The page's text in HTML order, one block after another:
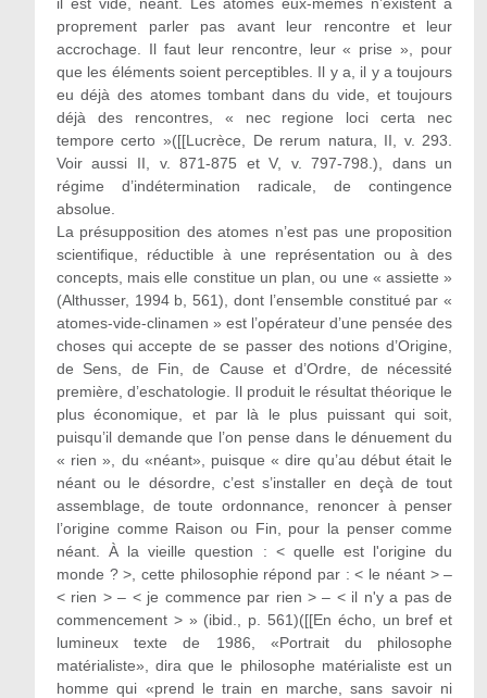
proprement parler pas avant leur rencontre et leur
accrochage. Il faut leur rencontre, leur « prise », pour
que les éléments soient perceptibles. Il y a, il y a toujours
eu déjà des atomes tombant dans du vide, et toujours
déjà des rencontres, « nec regione loci certa nec
tempore certo »([[Lucrèce, De rerum natura, II, v. 293.
Voir aussi II, v. 871-875 et V, v. 797-798.), dans un
régime d’indétermination radicale, de contingence
absolue.
La présupposition des atomes n’est pas une proposition
scientifique, réductible à une représentation ou à des
concepts, mais elle constitue un plan, ou une « assiette »
(Althusser, 1994 b, 561), dont l’ensemble constitué par «
atomes-vide-clinamen » est l’opérateur d’une pensée des
choses qui accepte de se passer des notions d’Origine,
de Sens, de Fin, de Cause et d’Ordre, de nécessité
première, d’eschatologie. Il produit le résultat théorique le
plus économique, et par là le plus puissant qui soit,
puisqu’il demande que l’on pense dans le dénuement du
« rien », du «néant», puisque « dire qu’au début était le
néant ou le désordre, c’est s’installer en deçà de tout
assemblage, de toute ordonnance, renoncer à penser
l’origine comme Raison ou Fin, pour la penser comme
néant. À la vieille question : < quelle est l'origine du
monde ? >, cette philosophie répond par : < le néant > –
< rien > – < je commence par rien > – < il n'y a pas de
commencement > » (ibid., p. 561)([[En écho, un bref et
lumineux texte de 1986, «Portrait du philosophe
matérialiste», dira que le philosophe matérialiste est un
homme qui «prend le train en marche, sans savoir ni